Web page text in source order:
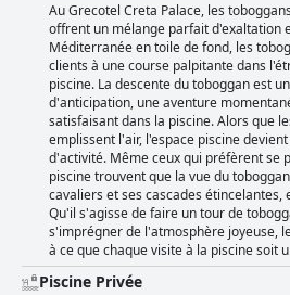
Au Grecotel Creta Palace, les
offrent un mélange parfait d'exaltation
Méditerranée en toile de fond, les
clients à une course palpitante dans
piscine. La descente du toboggan est
d'anticipation, une aventure
satisfaisant dans la piscine. Alors que
emplissent l'air, l'espace piscine
d'activité. Même ceux qui préfèrent se
piscine trouvent que la vue du
cavaliers et ses cascades étincelantes,
Qu'il s'agisse de faire un tour de
s'imprégner de l'atmosphère joyeuse,
à ce que chaque visite à la piscine soit
Piscine Privée